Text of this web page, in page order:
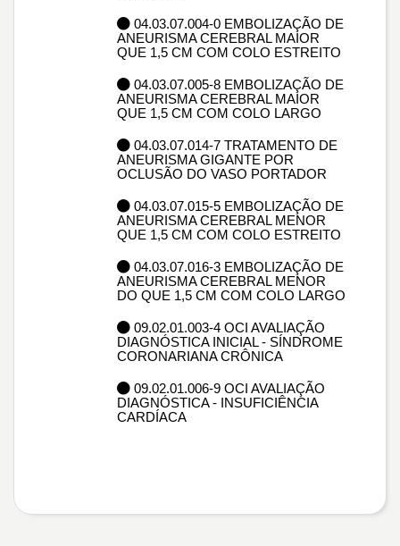
04.03.07.004-0 EMBOLIZAÇÃO DE
ANEURISMA CEREBRAL MAIOR
QUE 1,5 CM COM COLO ESTREITO
04.03.07.005-8 EMBOLIZAÇÃO DE
ANEURISMA CEREBRAL MAIOR
QUE 1,5 CM COM COLO LARGO
04.03.07.014-7 TRATAMENTO DE
ANEURISMA GIGANTE POR
OCLUSÃO DO VASO PORTADOR
04.03.07.015-5 EMBOLIZAÇÃO DE
ANEURISMA CEREBRAL MENOR
QUE 1,5 CM COM COLO ESTREITO
04.03.07.016-3 EMBOLIZAÇÃO DE
ANEURISMA CEREBRAL MENOR
DO QUE 1,5 CM COM COLO LARGO
09.02.01.003-4 OCI AVALIAÇÃO
DIAGNÓSTICA INICIAL - SÍNDROME
CORONARIANA CRÔNICA
09.02.01.006-9 OCI AVALIAÇÃO
DIAGNÓSTICA - INSUFICIÊNCIA
CARDÍACA